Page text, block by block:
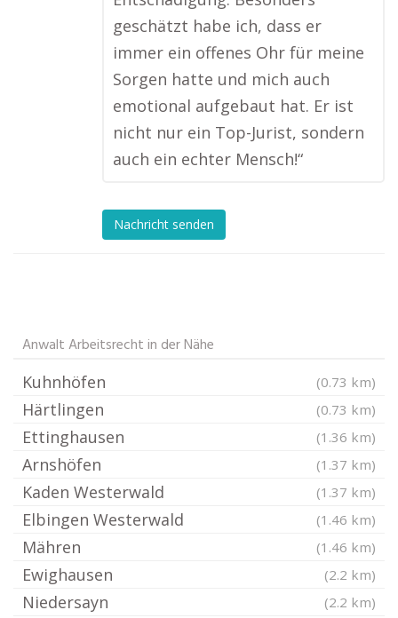
geschätzt habe ich, dass er
immer ein offenes Ohr für meine
Sorgen hatte und mich auch
emotional aufgebaut hat. Er ist
nicht nur ein Top-Jurist, sondern
auch ein echter Mensch!“
Nachricht senden
Anwalt Arbeitsrecht in der Nähe
Kuhnhöfen (0.73 km)
Härtlingen (0.73 km)
Ettinghausen (1.36 km)
Arnshöfen (1.37 km)
Kaden Westerwald (1.37 km)
Elbingen Westerwald (1.46 km)
Mähren (1.46 km)
Ewighausen (2.2 km)
Niedersayn (2.2 km)